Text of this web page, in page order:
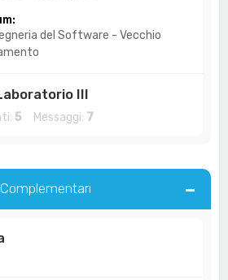
del Software - Vecchio
III
5 Messaggi: 7
Complementari